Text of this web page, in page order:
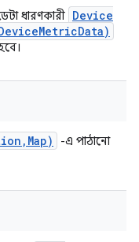
ধারণকারী Device
MetricData)
, Map)
-এ পাঠানো